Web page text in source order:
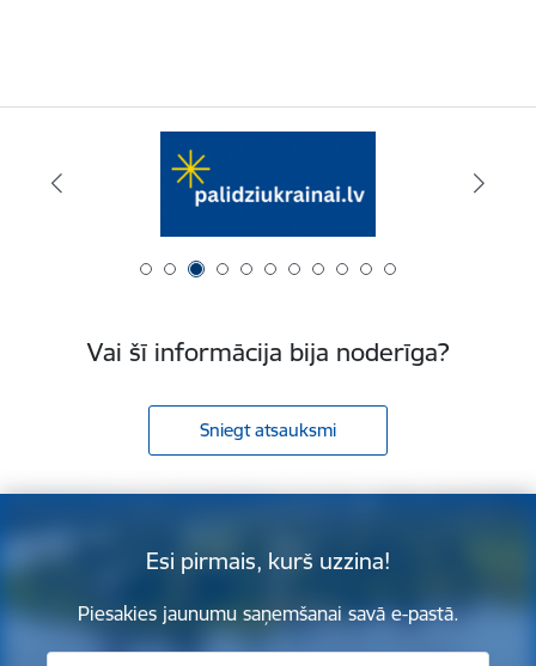
Vai šī informācija bija noderīga?
Sniegt atsauksmi
Esi pirmais, kurš uzzina!
Piesakies jaunumu saņemšanai savā e-pastā.